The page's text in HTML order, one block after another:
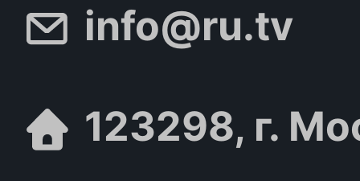
info@ru.tv
123298, г.